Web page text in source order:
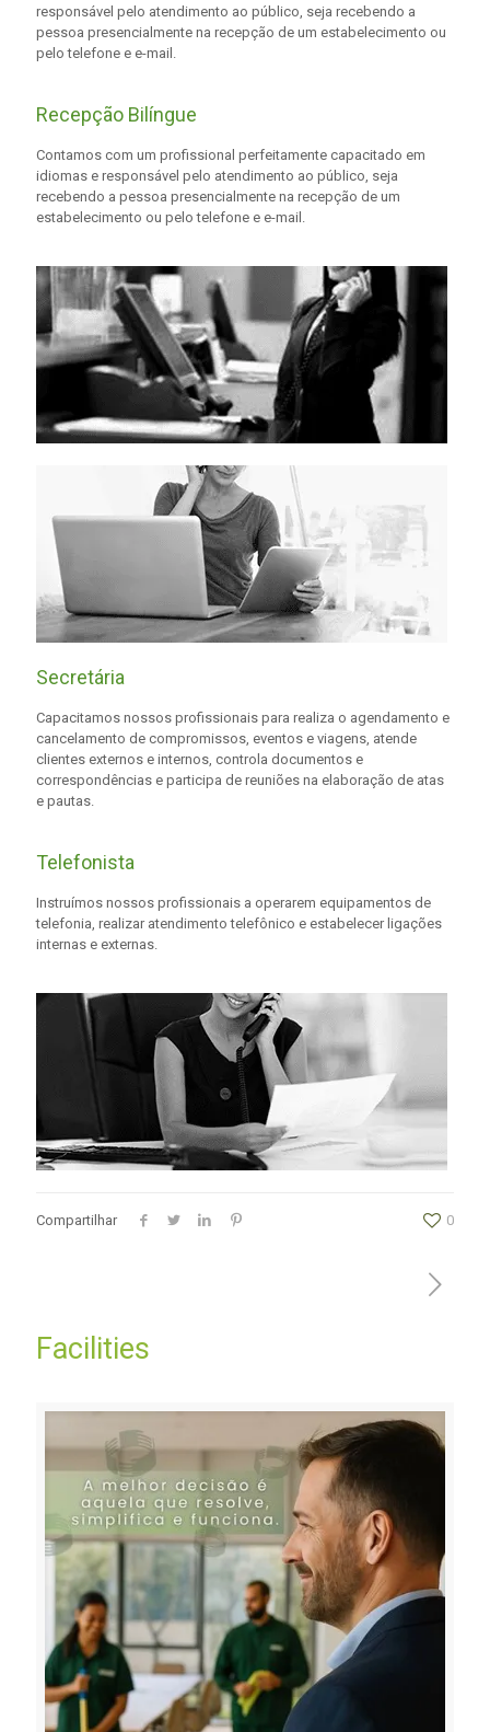
responsável pelo atendimento ao público, seja recebendo a
pessoa presencialmente na recepção de um estabelecimento ou
pelo telefone e e-mail.
Recepção Bilíngue
Contamos com um profissional perfeitamente capacitado em
idiomas e responsável pelo atendimento ao público, seja
recebendo a pessoa presencialmente na recepção de um
estabelecimento ou pelo telefone e e-mail.
Secretária
Capacitamos nossos profissionais para realiza o agendamento e
cancelamento de compromissos, eventos e viagens, atende
clientes externos e internos, controla documentos e
correspondências e participa de reuniões na elaboração de atas
e pautas.
Telefonista
Instruímos nossos profissionais a operarem equipamentos de
telefonia, realizar atendimento telefônico e estabelecer ligações
internas e externas.
Compartilhar 0
Facilities